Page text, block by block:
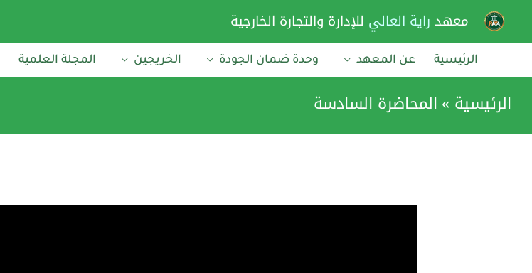
المحتوى
معهد راية العالي للإدارة والتجارة الخارجية
الرئيسية عن المعهد وحدة ضمان الجودة الخريجين المجلة العلمية
الرئيسية المحاضرة السادسة